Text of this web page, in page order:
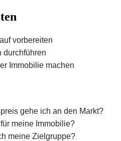
vorbereiten
durchführen
Immobilie machen
gehe ich an den Markt?
meine Immobilie?
meine Zielgruppe?